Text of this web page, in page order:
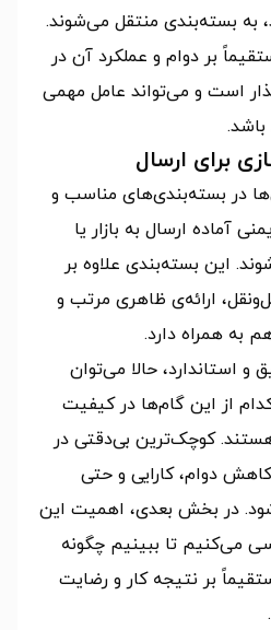
به بسته‌بندی منتقل می‌شوند.
بر دوام و عملکرد آن در
است و می‌تواند عامل مهمی
برای ارسال
در بسته‌بندی‌های مناسب و
آماده ارسال به بازار یا
این بسته‌بندی علاوه بر
ارائه‌ی ظاهری مرتب و
به همراه دارد.
و استاندارد، حالا می‌توان
از این گام‌ها در کیفیت
هستند. کوچک‌ترین بی‌دقتی در
دوام، کارایی و حتی
در بخش بعدی، اهمیت این
می‌کنیم تا ببینیم چگونه
بر نتیجه کار و رضایت